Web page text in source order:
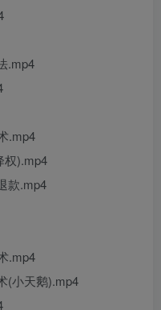
.mp4
.mp4
权).mp4
款.mp4
.mp4
(小天鹅).mp4